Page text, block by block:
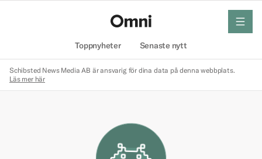
Toppnyheter Senaste nytt
meny
Schibsted News Media AB är ansvarig för dina data på denna webbplats.
Läs mer här